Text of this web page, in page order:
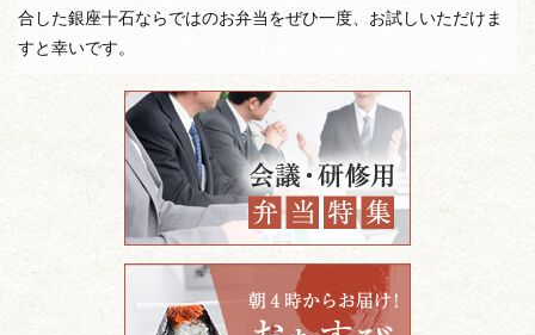
合した銀座十石ならではのお弁当をぜひ一度、お試しいただけま
すと幸いです。